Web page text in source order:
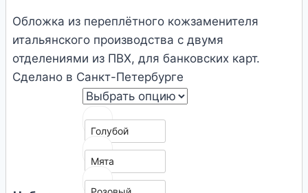
Обложка из переплётного кожзаменителя
итальянского производства с двумя
отделениями из ПВХ, для банковских карт.
Сделано в Санкт-Петербурге
Голубой
Мята